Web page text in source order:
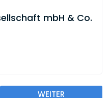
mbH & Co.
WEITER